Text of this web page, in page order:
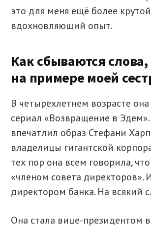
это для меня ещё более
вдохновляющий опыт.
Как сбываются
на примере моей
В четырёхлетнем возрасте
сериал «Возвращение в Эдем».
впечатлил образ Стефани
владелицы гигантской
тех пор она всем говорила,
«членом совета директоров». И
директором банка. На всякий
Она стала вице-президентом в